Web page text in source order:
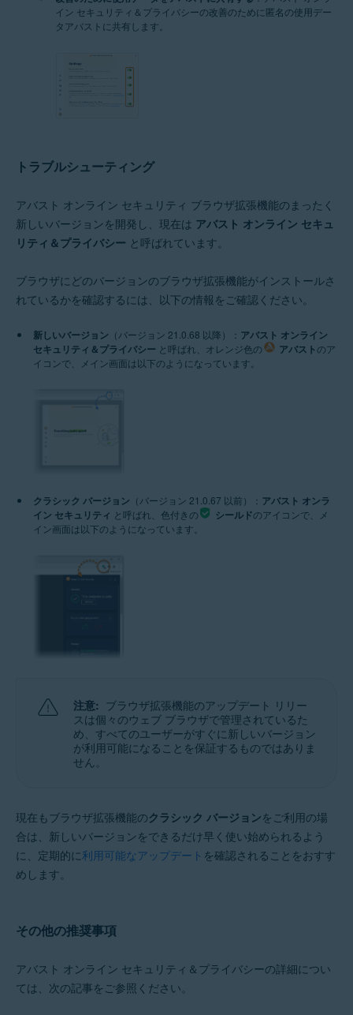
イン セキュリティ＆プライバシーの改善のために匿名の使用デー
タアバストに共有します。
トラブルシューティング
アバスト オンライン セキュリティ ブラウザ拡張機能のまったく
新しいバージョンを開発し、現在は アバスト オンライン セキュ
リティ＆プライバシー と呼ばれています。
ブラウザにどのバージョンのブラウザ拡張機能がインストールさ
れているかを確認するには、以下の情報をご確認ください。
新しいバージョン （バージョン 21.0.68 以降）： アバスト オンライン
セキュリティ＆プライバシー と呼ばれ、オレンジ色の アバストのア
イコンで、メイン画面は以下のようになっています。
クラシック バージョン （バージョン 21.0.67 以前）： アバスト オンラ
イン セキュリティ と呼ばれ、色付きの シールドのアイコンで、メ
イン画面は以下のようになっています。
注意: ブラウザ拡張機能のアップデート リリー
スは個々のウェブ ブラウザで管理されているた
め、すべてのユーザーがすぐに新しいバージョン
が利用可能になることを保証するものではありま
せん。
現在もブラウザ拡張機能のクラシック バージョンをご利用の場
合は、新しいバージョンをできるだけ早く使い始められるよう
に、定期的に利用可能なアップデート を確認されることをおすす
めします。
その他の推奨事項
アバスト オンライン セキュリティ＆プライバシーの詳細につい
ては、次の記事をご参照ください。